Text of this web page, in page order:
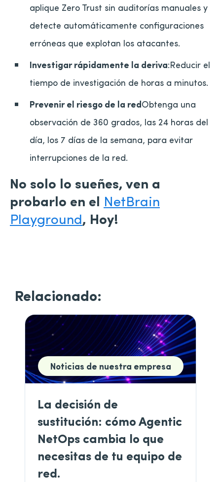
aplique Zero Trust sin auditorías manuales y
detecte automáticamente configuraciones
erróneas que explotan los atacantes.
Investigar rápidamente la deriva:Reducir el
tiempo de investigación de horas a minutos.
Prevenir el riesgo de la redObtenga una
observación de 360 grados, las 24 horas del
día, los 7 días de la semana, para evitar
interrupciones de la red.
No solo lo sueñes, ven a
probarlo en el NetBrain
Playground, Hoy!
Relacionado:
Noticias de nuestra empresa
La decisión de
sustitución: cómo Agentic
NetOps cambia lo que
necesitas de tu equipo de
red.